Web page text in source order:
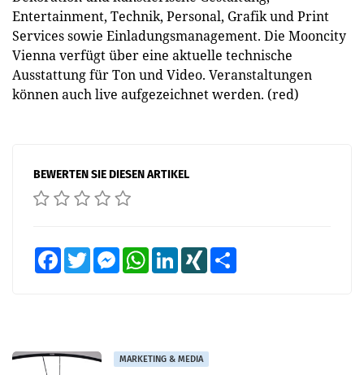
Entertainment, Technik, Personal, Grafik und Print
Services sowie Einladungsmanagement. Die Mooncity
Vienna verfügt über eine aktuelle technische
Ausstattung für Ton und Video. Veranstaltungen
können auch live aufgezeichnet werden. (red)
BEWERTEN SIE DIESEN ARTIKEL
FacebookTwitter MessengerWhatsAppLinkedInXING
MARKETING & MEDIA